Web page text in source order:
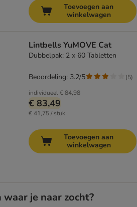
Toevoegen aan
winkelwagen
Lintbells YuMOVE Cat
Dubbelpak: 2 x 60 Tabletten
individueel€ 84,98
€ 83,49
€ 41,75 / stuk
Beoordeling: 3.2/5 (5)
Toevoegen aan
winkelwagen
je naar zocht?